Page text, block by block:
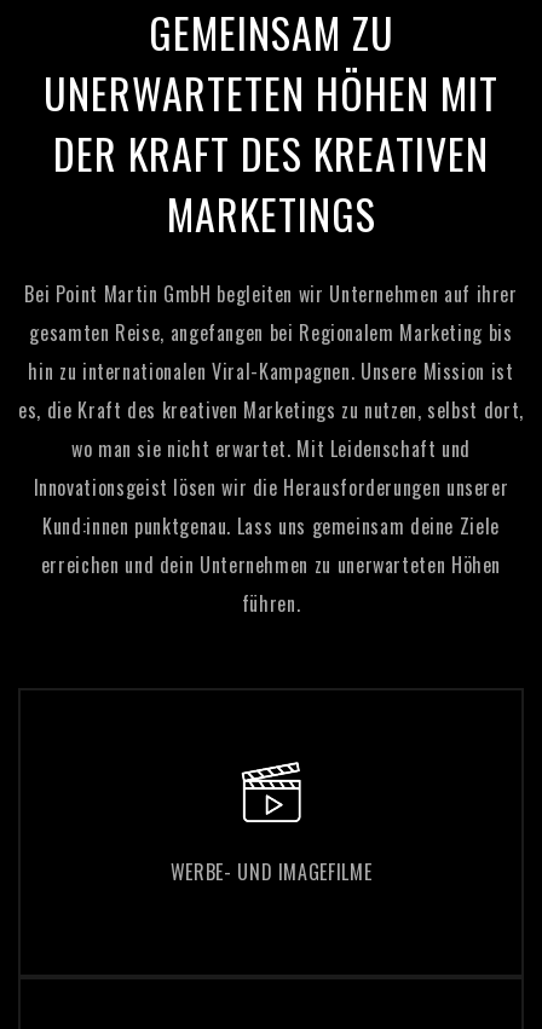
GEMEINSAM ZU
UNERWARTETEN HÖHEN MIT
DER KRAFT DES KREATIVEN
MARKETINGS
Bei Point Martin GmbH begleiten wir Unternehmen auf ihrer
gesamten Reise, angefangen bei Regionalem Marketing bis
hin zu internationalen Viral-Kampagnen. Unsere Mission ist
es, die Kraft des kreativen Marketings zu nutzen, selbst dort,
wo man sie nicht erwartet. Mit Leidenschaft und
Innovationsgeist lösen wir die Herausforderungen unserer
Kund:innen punktgenau. Lass uns gemeinsam deine Ziele
erreichen und dein Unternehmen zu unerwarteten Höhen
führen.
WERBE- UND IMAGEFILME
WERBE- UND IMAGEFILME